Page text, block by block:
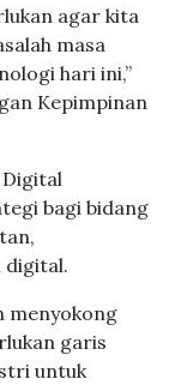
agar kita
masa
hari ini,”
Kepimpinan
bagi bidang
digital.
menyokong
garis
untuk